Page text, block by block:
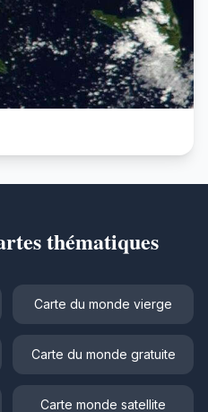
thématiques
Carte du monde vierge
Carte du monde gratuite
Carte monde satellite